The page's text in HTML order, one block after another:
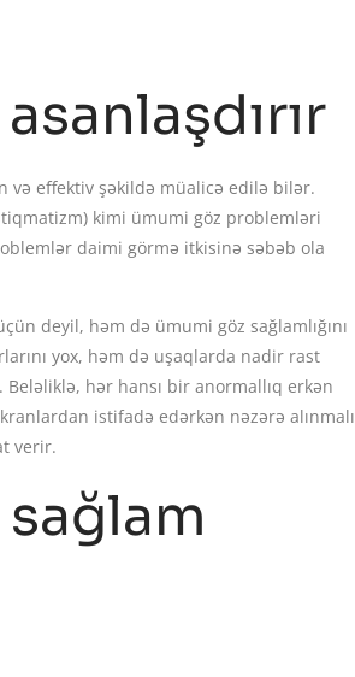
və effektiv şəkildə müalicə edilə bilər.
kimi ümumi göz problemləri
daimi görmə itkisinə səbəb ola
deyil, həm də ümumi göz sağlamlığını
yox, həm də uşaqlarda nadir rast
hər hansı bir anormallıq erkən
istifadə edərkən nəzərə alınmalı
verir.